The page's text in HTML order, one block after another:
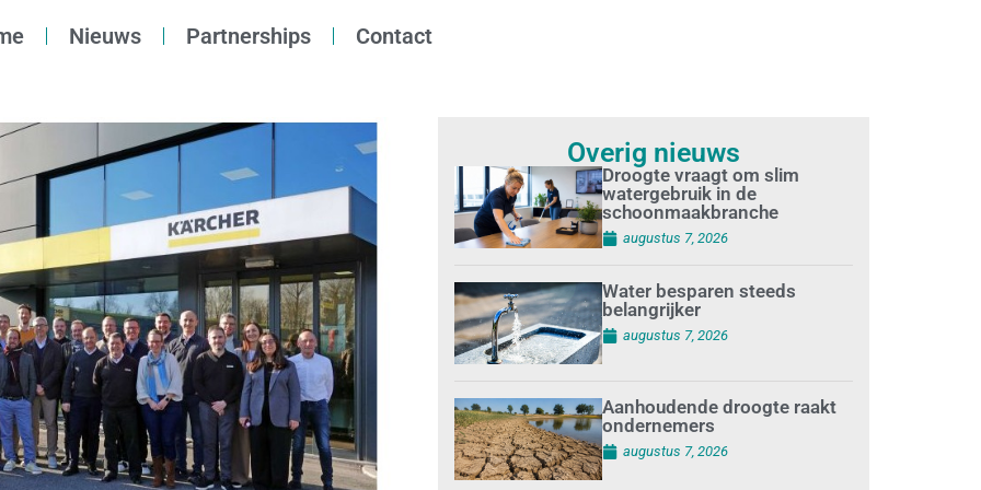
Nieuws Partnerships Contact
Overig nieuws
Droogte vraagt om slim
watergebruik in de
schoonmaakbranche
augustus 7, 2026
Water besparen steeds
belangrijker
augustus 7, 2026
Aanhoudende droogte raakt
ondernemers
augustus 7, 2026